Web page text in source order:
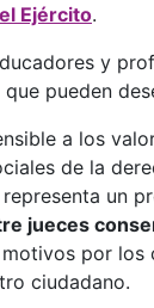
Ejército.
y
pueden
a los
de la
un
jueces
por los
ciudadano.